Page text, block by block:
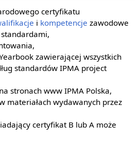
certyfikatu
i kompetencje zawodowe
zawierającej wszystkich
standardów IPMA project
stronach www IPMA Polska,
materiałach wydawanych przez
certyfikat B lub A może